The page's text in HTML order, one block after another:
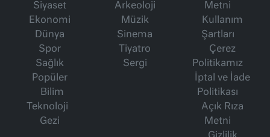
Siyaset
Ekonomi
Dünya
Spor
Sağlık
Popüler
Bilim
Teknoloji
Gezi
Arkeoloji
Müzik
Sinema
Tiyatro
Sergi
Metni
Kullanım
Şartları
Çerez
Politikamız
İptal ve İade
Politikası
Açık Rıza
Metni